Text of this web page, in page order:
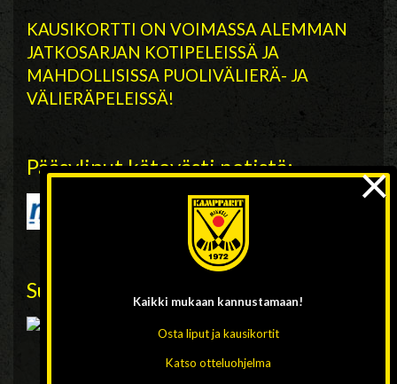
KAUSIKORTTI ON VOIMASSA ALEMMAN
JATKOSARJAN KOTIPELEISSÄ JA
MAHDOLLISISSA PUOLIVÄLIERÄ- JA
VÄLIERÄPELEISSÄ!
Pääsyliput kätevästi netistä:
Suora nettilähetys ottelusta:
Kaikki mukaan kannustamaan!
Osta liput ja kausikortit
Katso otteluohjelma
×